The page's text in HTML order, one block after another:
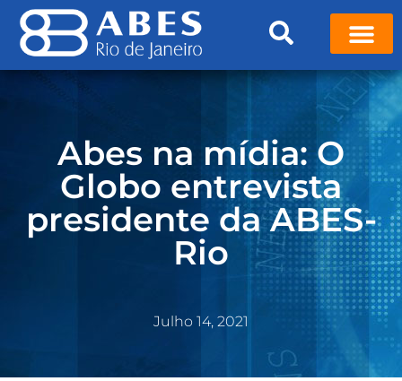
Abes na mídia: O
Globo entrevista
presidente da ABES-
Rio
Julho 14, 2021